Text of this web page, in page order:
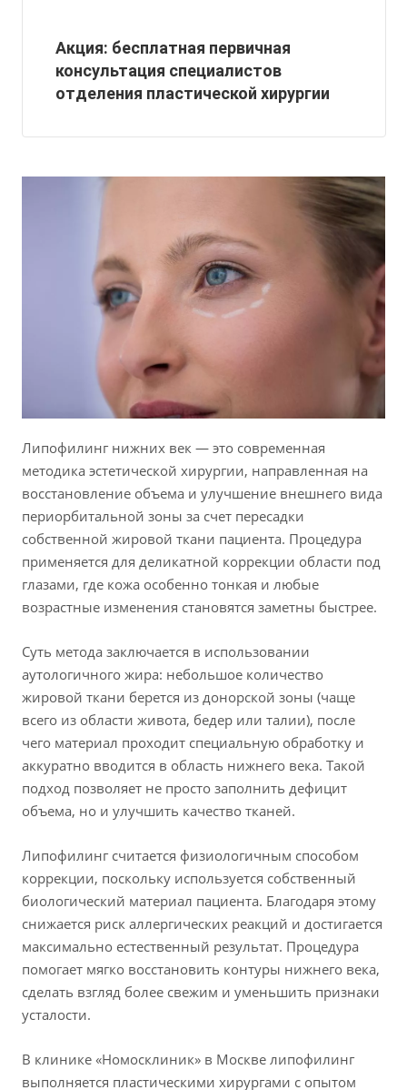
Акция: бесплатная первичная
консультация специалистов
отделения пластической хирургии
Липофилинг нижних век — это современная
методика эстетической хирургии, направленная на
восстановление объема и улучшение внешнего вида
периорбитальной зоны за счет пересадки
собственной жировой ткани пациента. Процедура
применяется для деликатной коррекции области под
глазами, где кожа особенно тонкая и любые
возрастные изменения становятся заметны быстрее.
Суть метода заключается в использовании
аутологичного жира: небольшое количество
жировой ткани берется из донорской зоны (чаще
всего из области живота, бедер или талии), после
чего материал проходит специальную обработку и
аккуратно вводится в область нижнего века. Такой
подход позволяет не просто заполнить дефицит
объема, но и улучшить качество тканей.
Липофилинг считается физиологичным способом
коррекции, поскольку используется собственный
биологический материал пациента. Благодаря этому
снижается риск аллергических реакций и достигается
максимально естественный результат. Процедура
помогает мягко восстановить контуры нижнего века,
сделать взгляд более свежим и уменьшить признаки
усталости.
В клинике «Номосклиник» в Москве липофилинг
выполняется пластическими хирургами с опытом